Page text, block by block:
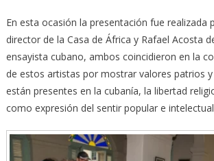
En esta ocasión la presentación fue realizada
director de la Casa de África y Rafael Acosta
ensayista cubano, ambos coincidieron en la
de estos artistas por mostrar valores patrios
están presentes en la cubanía, la libertad
como expresión del sentir popular e